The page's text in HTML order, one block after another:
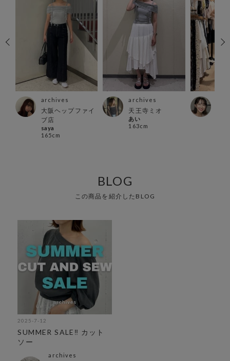
archives
大阪ヘップファイ
ブ店
saya
165cm
archives
天王寺ミオ
あい
163cm
BLOG
この商品を紹介したBLOG
2025-7-12
SUMMER SALE‼︎ カット
ソー
archives